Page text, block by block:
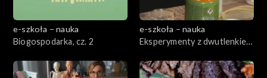
e-szkoła – nauka
Biogospodarka, cz. 2
e-szkoła – nauka
Eksperymenty z dwutlenkiem